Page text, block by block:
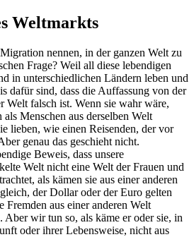
Weltmarkts
nennen, in der ganzen Welt zu
Frage? Weil all diese lebendigen
in unterschiedlichen Ländern leben und
dafür sind, dass die Auffassung von der
Welt falsch ist. Wenn sie wahr wäre,
Menschen aus derselben Welt
lieben, wie einen Reisenden, der vor
genau das geschieht nicht.
Beweis, dass unsere
Welt nicht eine Welt der Frauen und
als kämen sie aus einer anderen
der Dollar oder der Euro gelten
Fremden aus einer anderen Welt
Aber wir tun so, als käme er oder sie, in
oder ihrer Lebensweise, nicht aus